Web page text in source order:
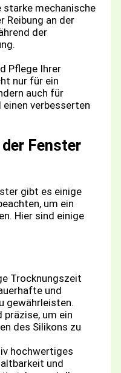
starke mechanische
Reibung an der
der
Pflege Ihrer
nur für ein
auch für
verbesserten
der Fenster
gibt es einige
um ein
Hier sind einige
Trocknungszeit
und
gewährleisten.
präzise, um ein
des Silikons zu
hochwertiges
und